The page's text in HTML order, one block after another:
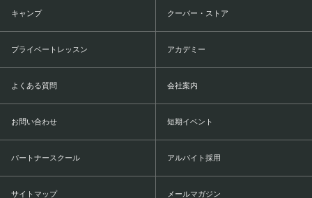
キャンプ クーバー・ストア
プライベートレッスン アカデミー
よくある質問 会社案内
お問い合わせ 短期イベント
パートナースクール アルバイト採用
サイトマップ メールマガジン